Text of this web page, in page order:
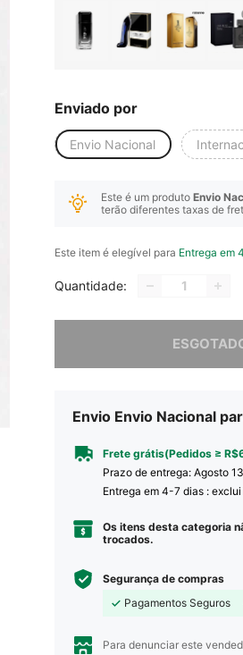
Enviado por
Envio Nacional
Este é um produto Envio
terão diferentes taxas de
Este item é elegível para Entrega em
Quantidade:
Desculpe, este produto está
Envio Envio Nacional
Frete grátis(Pedidos ≥
Prazo de entrega: Agosto
Entrega em 4-7 dias :
Os itens desta categoria
trocados.
Segurança de compras
Pagamentos Seguros
Para denunciar este